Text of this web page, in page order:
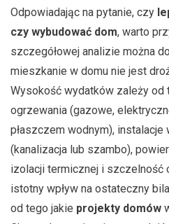
Odpowiadając na pytanie, czy
czy wybudować dom, warto
szczegółowej analizie można
mieszkanie w domu nie jest
Wysokość wydatków zależy od
ogrzewania (gazowe,
płaszczem wodnym), instalacje
(kanalizacja lub szambo),
izolacji termicznej i szczelność
istotny wpływ na ostateczny
od tego jakie projekty domów